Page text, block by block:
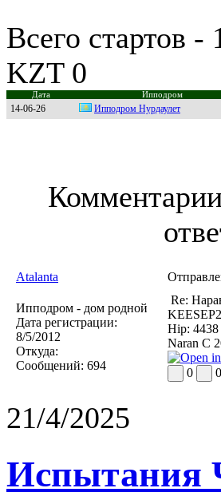
Всего стартов
KZT 0
Дата Ипподром
14-06-26 Иппoдpoм Hуpдаулeт
Atalanta
Ипподром - дом родной
Дата регистрации:
8/5/2012
Откуда:
Сообщений: 694
Re:
Hip: 4438
Naran C
0 0
21/4/2025
Испытания